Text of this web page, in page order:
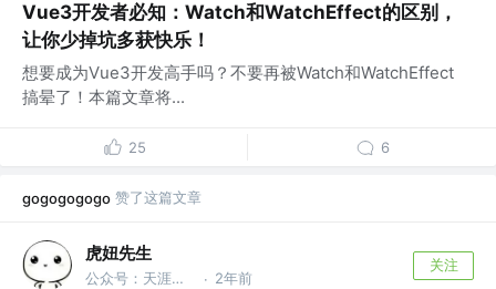
Vue3开发者必知：Watch和WatchEffect的区别，
让你少掉坑多获快乐！
想要成为Vue3开发高手吗？不要再被Watch和WatchEffect
搞晕了！本篇文章将...
25 6
gogogogogo 赞了这篇文章
虎妞先生
公众号：天涯碧草话斜阳 · 2年前
关注